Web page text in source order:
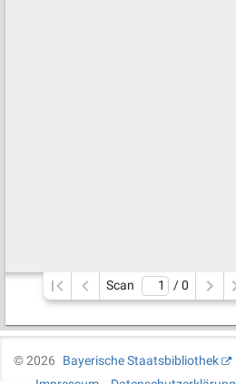
Scan / 0
©2026
Bayerische Staatsbibliothek